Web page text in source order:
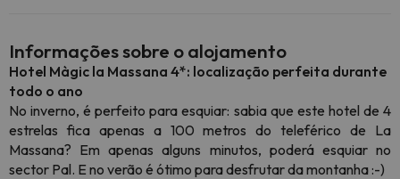
Informações sobre o alojamento
Hotel Màgic la Massana 4*: localização perfeita durante
todo o ano
No inverno, é perfeito para esquiar: sabia que este hotel de 4
estrelas fica apenas a 100 metros do teleférico de La
Massana? Em apenas alguns minutos, poderá esquiar no
sector Pal. E no verão é ótimo para desfrutar da montanha :-)